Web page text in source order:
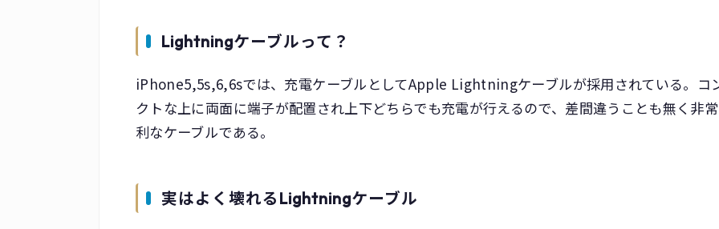
Lightningケーブルって？
iPhone5,5s,6,6sでは、充電ケーブルとしてApple Lightningケーブルが採用されている。コ
クトな上に両面に端子が配置され上下どちらでも充電が行えるので、差間違うことも無く非
利なケーブルである。
実はよく壊れるLightningケーブル